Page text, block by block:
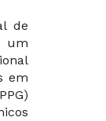
de
um
em